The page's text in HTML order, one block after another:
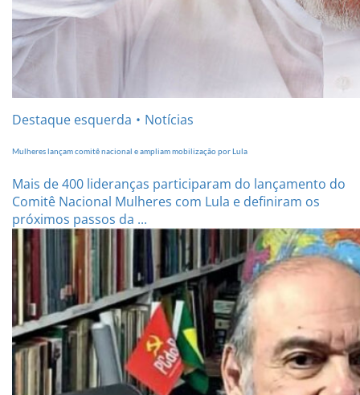
Destaque esquerda Notícias
Mulheres lançam comitê nacional e ampliam mobilização por Lula
Mais de 400 lideranças participaram do lançamento do
Comitê Nacional Mulheres com Lula e definiram os
próximos passos da ...